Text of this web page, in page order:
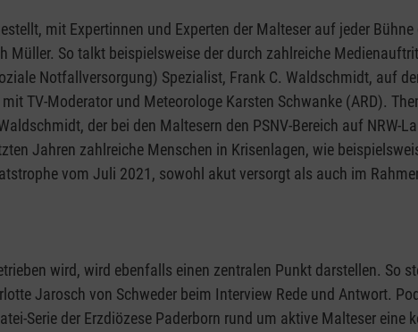
mit Expertinnen und Experten der Malteser auf jeder Bühne
Müller. So talkt beispielsweise der durch zahlreiche
Notfallversorgung) Spezialist, Frank C. Waldschmidt, auf
TV-Moderator und Meteorologe Karsten Schwanke (ARD).
der bei den Maltesern den PSNV-Bereich auf NRW-
Jahren zahlreiche Menschen in Krisenlagen, wie
vom Juli 2021, sowohl akut versorgt als auch im
wird, wird ebenfalls einen zentralen Punkt darstellen. So
Jarosch von Schweder beim Interview Rede und Antwort.
Serie der Erzdiözese Paderborn rund um aktive Malteser eine